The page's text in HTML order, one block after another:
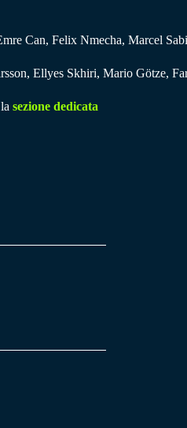
Can, Felix Nmecha, Marcel
Ellyes Skhiri, Mario Götze,
sezione dedicata